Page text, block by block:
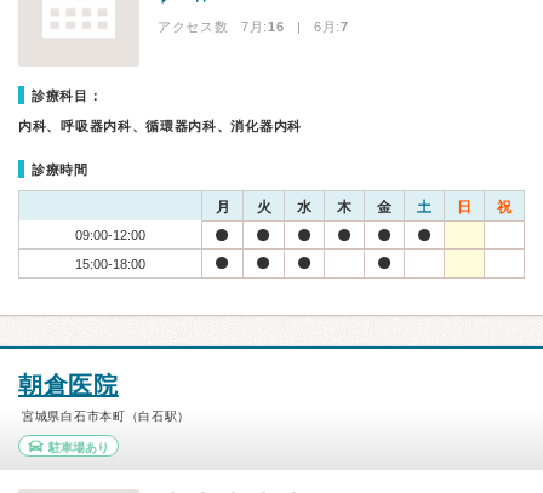
アクセス数 7月:16 | 6月:7
診療科目：
内科、呼吸器内科、循環器内科、消化器内科
診療時間
月 火 水 木 金 土 日 祝
09:00-12:00
15:00-18:00
朝倉医院
宮城県白石市本町（白石駅）
駐車場あり